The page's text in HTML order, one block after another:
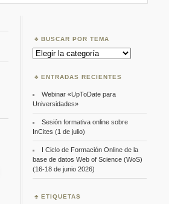
BUSCAR POR TEMA
Buscar
por
ENTRADAS RECIENTES
Webinar «UpToDate para
Universidades»
Sesión formativa online sobre
InCites (1 de julio)
I Ciclo de Formación Online de la
base de datos Web of Science (WoS)
(16-18 de junio 2026)
ETIQUETAS